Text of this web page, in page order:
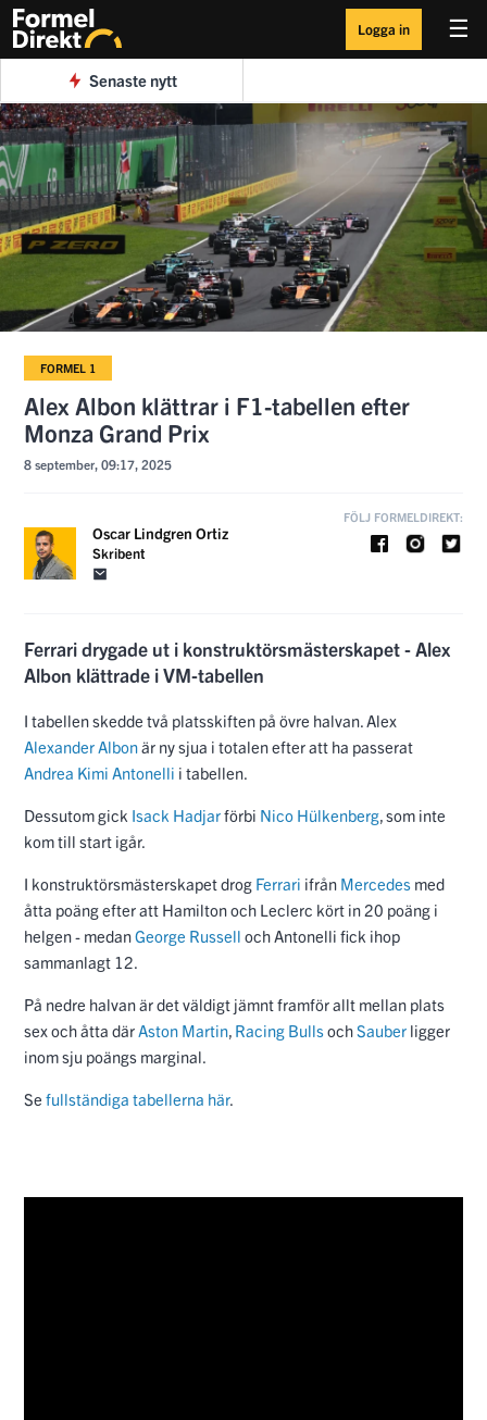
☰
Logga in
Senaste nytt
FORMEL 1
Alex Albon klättrar i F1-tabellen efter
Monza Grand Prix
8 september, 09:17, 2025
Oscar Lindgren Ortiz
Skribent
FÖLJ FORMELDIREKT:
Ferrari drygade ut i konstruktörsmästerskapet - Alex
Albon klättrade i VM-tabellen
I tabellen skedde två platsskiften på övre halvan. Alex
Alexander Albonär ny sjua i totalen efter att ha passerat
Andrea Kimi Antonelli i tabellen.
Dessutom gick Isack Hadjarförbi Nico Hülkenberg , som inte
kom till start igår.
I konstruktörsmästerskapet drog Ferrari ifrån Mercedes med
åtta poäng efter att Hamilton och Leclerc kört in 20 poäng i
helgen - medanGeorge Russell och Antonelli fick ihop
sammanlagt 12.
På nedre halvan är det väldigt jämnt framför allt mellan plats
sex och åtta där Aston Martin Racing BullsochSauber ligger
inom sju poängs marginal.
Se fullständiga tabellerna här.